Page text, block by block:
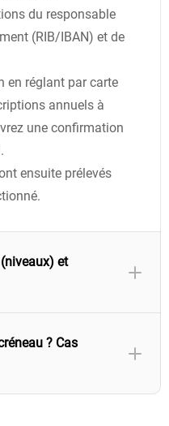
du responsable
(RIB/IBAN) et de
en réglant par carte
annuels à
une confirmation
ensuite prélevés
et
? Cas